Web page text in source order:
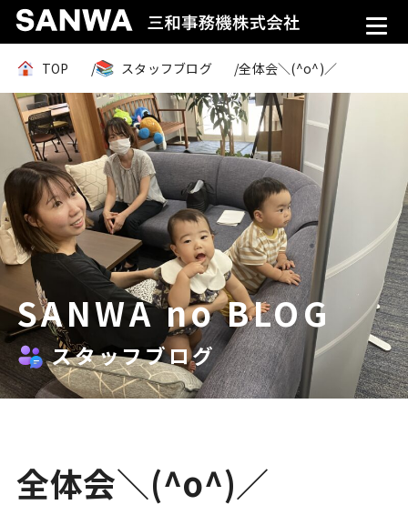
TOP スタッフブログ 全体会＼(^o^)／
SANWA no BLOG
スタッフブログ
全体会＼(^o^)／